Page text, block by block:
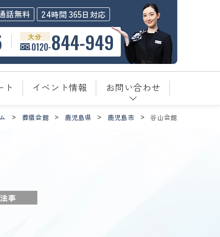
話無料 24時間 365日対応
大分
0120-844-949
ト イベント情報 お問い合わせ
葬儀会館 鹿児島県 鹿児島市 谷山会館
法事